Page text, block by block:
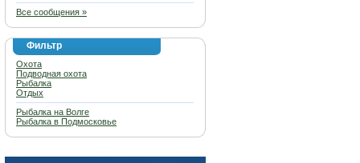
Все сообщения »
Фильтр
Охота
Подводная охота
Рыбалка
Отдых
Рыбалка на Волге
Рыбалка в Подмосковье